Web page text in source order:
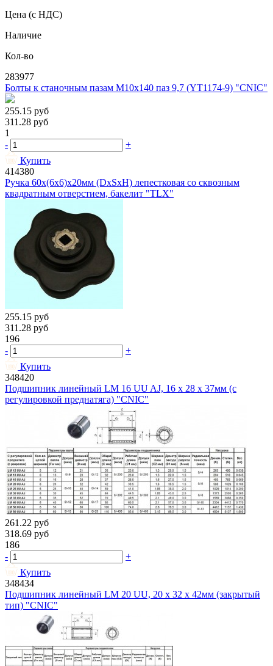
Цена (с НДС)
Наличие
Кол-во
283977
Болты к станочным пазам М10х140 паз 9,7 (YT1174-9) "CNIC"
255.15 руб
311.28 руб
1
-
+
Купить
414380
Ручка 60х(6х6)х20мм (DxSxH) лепестковая со сквозным
квадратным отверстием, бакелит "TLX"
255.15 руб
311.28 руб
196
-
+
Купить
348420
Подшипник линейный LM 16 UU AJ, 16 х 28 х 37мм (с
регулировкой преднатяга) "CNIC"
261.22 руб
318.69 руб
186
-
+
Купить
348434
Подшипник линейный LM 20 UU, 20 х 32 х 42мм (закрытый
тип) "CNIC"